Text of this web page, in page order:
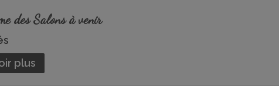
des Salons à venir
plus